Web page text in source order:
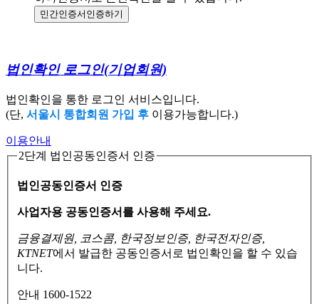
민간인증서 인증하기
법인확인 로그인(기업회원)
법인확인을 통한 로그인 서비스입니다.
(단, 서울시 통합회원 가입 후 이용가능합니다.)
이용안내
2단계 법인공동인증서 인증
법인공동인증서 인증
사업자용 공동인증서를 사용해 주세요.
금융결제원, 코스콤, 한국정보인증, 한국전자인증,
KTNET에서 발급한 공동인증서로 법인확인을 할 수 있습
니다.
안내 1600-1522